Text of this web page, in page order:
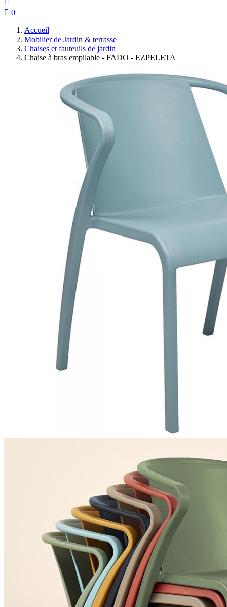
 0
Accueil
Mobilier de Jardin & terrasse
Chaises et fauteuils de jardin
Chaise à bras empilable - FADO - EZPELETA